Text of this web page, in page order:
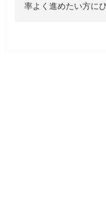
率よく進めたい方に